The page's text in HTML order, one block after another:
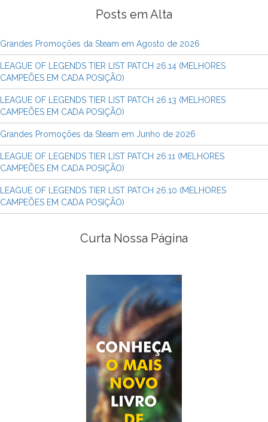
Posts em Alta
Grandes Promoções da Steam em Agosto de 2026
LEAGUE OF LEGENDS TIER LIST PATCH 26.14 (MELHORES
CAMPEÕES EM CADA POSIÇÃO)
LEAGUE OF LEGENDS TIER LIST PATCH 26.13 (MELHORES
CAMPEÕES EM CADA POSIÇÃO)
Grandes Promoções da Steam em Junho de 2026
LEAGUE OF LEGENDS TIER LIST PATCH 26.11 (MELHORES
CAMPEÕES EM CADA POSIÇÃO)
LEAGUE OF LEGENDS TIER LIST PATCH 26.10 (MELHORES
CAMPEÕES EM CADA POSIÇÃO)
Curta Nossa Página